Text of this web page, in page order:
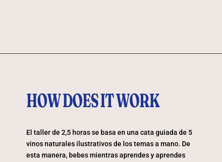
HOW DOES IT WORK
El taller de 2,5 horas se basa en una cata guiada de 5
vinos naturales ilustrativos de los temas a mano. De
esta manera, bebes mientras aprendes y aprendes